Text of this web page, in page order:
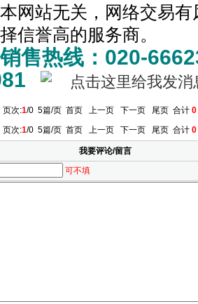
网站无关，网络交易
信誉高的服务商。
售热线：020-